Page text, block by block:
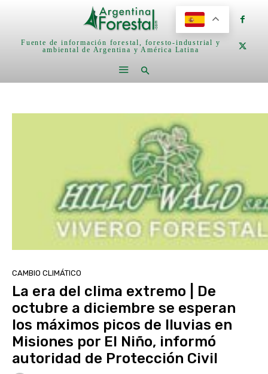
Fuente de información forestal, foresto-industrial y
ambiental de Argentina y América Latina
CAMBIO CLIMÁTICO
La era del clima extremo | De
octubre a diciembre se esperan
los máximos picos de lluvias en
Misiones por El Niño, informó
autoridad de Protección Civil